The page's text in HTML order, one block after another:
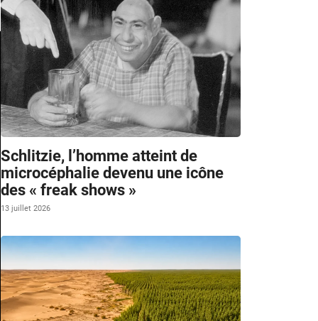
Schlitzie, l’homme atteint de
microcéphalie devenu une icône
des « freak shows »
13 juillet 2026